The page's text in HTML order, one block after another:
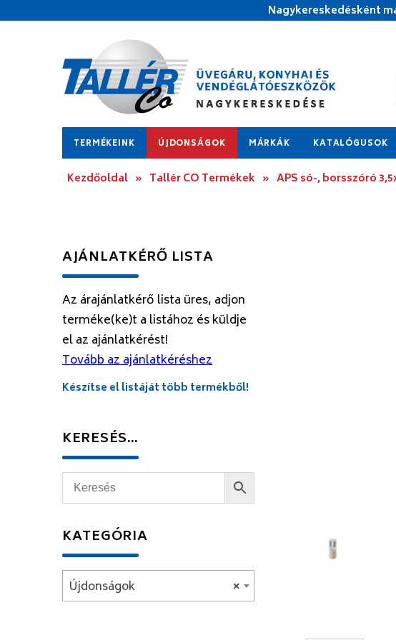
Nagykereskedésként
TERMÉKEINK ÚJDONSÁGOK MÁRKÁK KATALÓGUSOK
Kezdőoldal » Tallér CO Termékek » APS só-, borsszóró
AJÁNLATKÉRŐ LISTA
Az árajánlatkérő lista üres, adjon
terméke(ke)t a listához és küldje
el az ajánlatkérést!
Tovább az ajánlatkéréshez
Készítse el listáját több termékből!
KERESÉS…
KATEGÓRIA
×
Újdonságok